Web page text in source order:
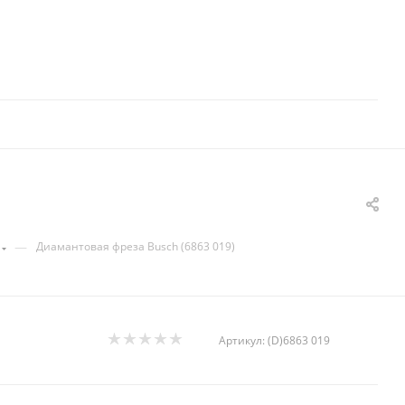
— Диамантовая фреза Busch (6863 019)
Артикул: (D)6863 019